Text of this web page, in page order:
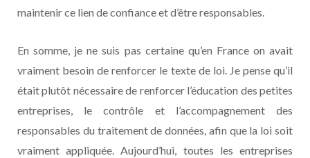
maintenir ce lien de confiance et d’être responsables.
En somme, je ne suis pas certaine qu’en France on avait
vraiment besoin de renforcer le texte de loi. Je pense qu’il
était plutôt nécessaire de renforcer l’éducation des petites
entreprises, le contrôle et l’accompagnement des
responsables du traitement de données, afin que la loi soit
vraiment appliquée. Aujourd’hui, toutes les entreprises